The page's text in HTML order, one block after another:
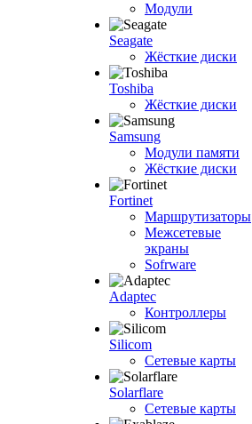
Модули
Seagate
Жёсткие диски
Toshiba
Жёсткие диски
Samsung
Модули памяти
Жёсткие диски
Fortinet
Маршрутизаторы
Межсетевые
экраны
Sofrware
Adaptec
Контроллеры
Silicom
Сетевые карты
Solarflare
Сетевые карты